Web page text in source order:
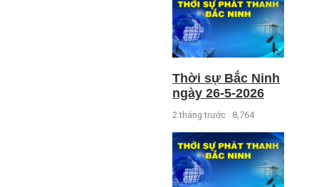
Thời sự Bắc Ninh
ngày 26-5-2026
2 tháng trước 8,764